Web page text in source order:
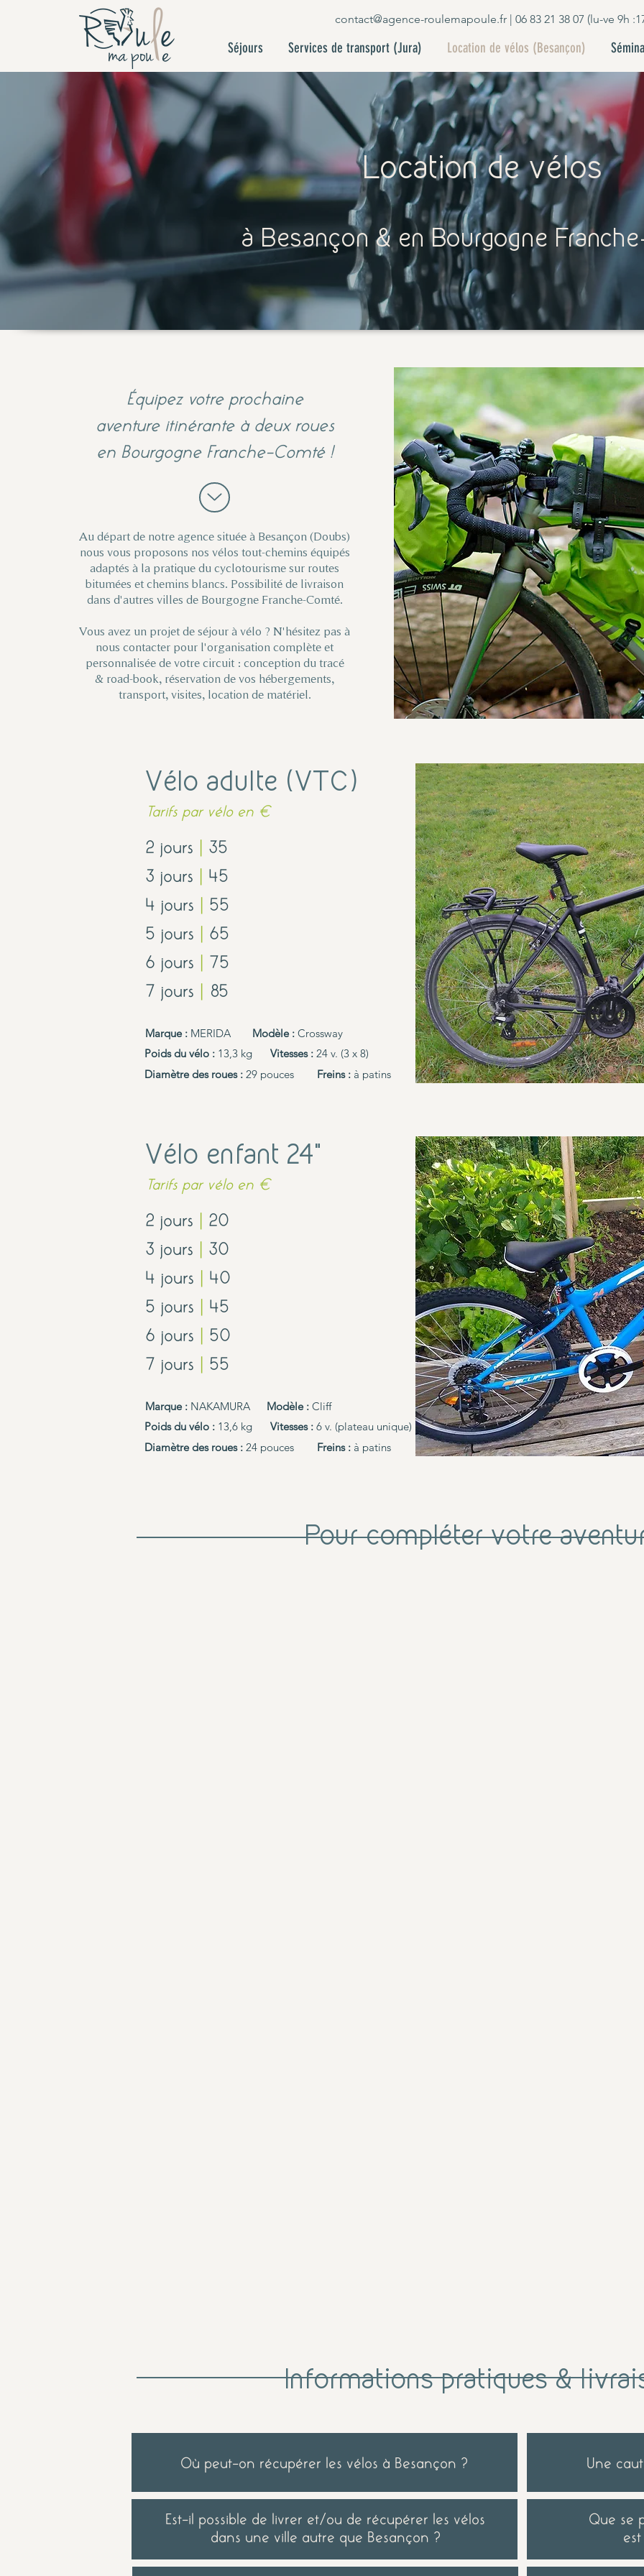
contact@agence-roulemapoule.fr| 06 83 21 38 07 (lu-ve 9h
Séjours Services de transport (Jura) Location de vélos (Besançon)
Location de vélos
à Besançon & en Bourgogne
Équipez votre prochaine
aventure itinérante à deux roues
en Bourgogne Franche-Comté !
Au départ de notre agence située à Besançon (Doubs)
nous vous proposons nos vélos tout-chemins équipés
adaptés à la pratique du cyclotourisme sur routes
bitumées et chemins blancs. Possibilité de livraison
dans d'autres villes de Bourgogne Franche-Comté.
Vous avez un projet de séjour à vélo ? N'hésitez pas à
nous contacter pour l'organisation complète et
personnalisée de votre circuit : conception du tracé
& road-book, réservation de vos hébergements,
transport, visites, location de matériel.
Vélo adulte (VTC)
Tarifs par vélo en €
2 jours
35
3 jours
45
4 jours
55
5 jours
65
6 jours
75
7 jours
85
Marque :MERIDA Modèle :Crossway
Vitesses :24 v. (3 x 8)
Poids du vélo :13,3 kg
Diamètre des roues :29 pouces Freins :à patins
Vélo enfant 24"
Tarifs par vélo en €
2 jours
20
3 jours
30
4 jours
40
5 jours
45
6 jours
50
7 jours
55
Marque :NAKAMURA Modèle :Cliff
Vitesses :6 v. (plateau unique)
Poids du vélo :13,6 kg
Diamètre des roues :24 pouces Freins :à patins
Pour compléter votre
Informations pratiques &
Où peut-on récupérer les vélos à Besançon ?
Est-il possible de livrer et/ou de récupérer les vélos
dans une ville autre que Besançon ?
Une
Que se